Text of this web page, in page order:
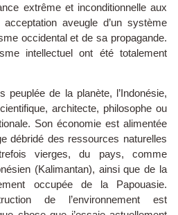
extrême et inconditionnelle aux
aveugle d’un système
occidental et de sa propagande.
intellectuel ont été totalement
peuplée de la planète, l’Indonésie,
architecte, philosophe ou
Son économie est alimentée
débridé des ressources naturelles
vierges, du pays, comme
(Kalimantan), ainsi que de la
occupée de la Papouasie.
de l’environnement est